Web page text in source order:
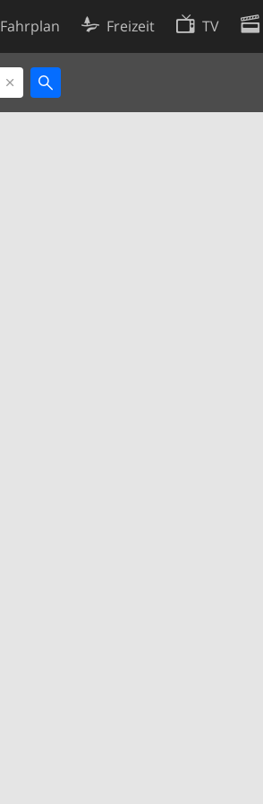
Fahrplan Freizeit TV
Cookie-Richtlinie
Cookie-Einstellungen